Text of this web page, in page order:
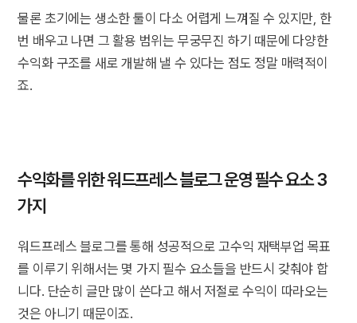
물론 초기에는 생소한 툴이 다소 어렵게 느껴질 수 있지만, 한
번 배우고 나면 그 활용 범위는 무궁무진 하기 때문에 다양한
수익화 구조를 새로 개발해 낼 수 있다는 점도 정말 매력적이
죠.
수익화를 위한 워드프레스 블로그 운영 필수 요소 3
가지
워드프레스 블로그를 통해 성공적으로 고수익 재택부업 목표
를 이루기 위해서는 몇 가지 필수 요소들을 반드시 갖춰야 합
니다. 단순히 글만 많이 쓴다고 해서 저절로 수익이 따라오는
것은 아니기 때문이죠.